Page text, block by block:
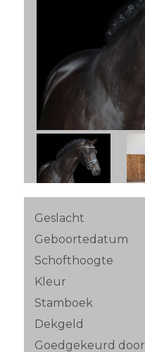
Geslacht
Geboortedatum
Schofthoogte
Kleur
Stamboek
Dekgeld
Goedgekeurd door